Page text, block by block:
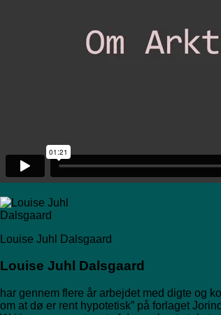
Louise Juhl Dalsgaard
Louise Juhl Dalsgaard
har gennem flere år arbejdet med digte og
om at dø er rent hypotetisk” på forlaget